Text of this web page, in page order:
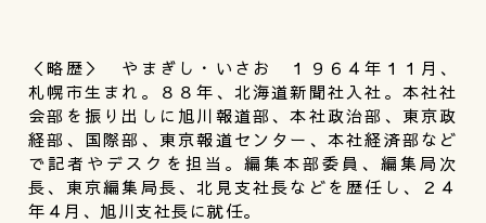
＜略歴＞ やまぎし・いさお １９６４年１１月、
札幌市生まれ。８８年、北海道新聞社入社。本社社
会部を振り出しに旭川報道部、本社政治部、東京政
経部、国際部、東京報道センター、本社経済部など
で記者やデスクを担当。編集本部委員、編集局次
長、東京編集局長、北見支社長などを歴任し、２４
年４月、旭川支社長に就任。